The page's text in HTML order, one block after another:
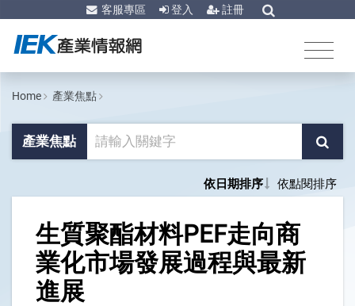
客服專區 登入 註冊
Home 產業焦點
產業焦點
依日期排序 依點閱排序
生質聚酯材料PEF走向商
業化市場發展過程與最新
進展